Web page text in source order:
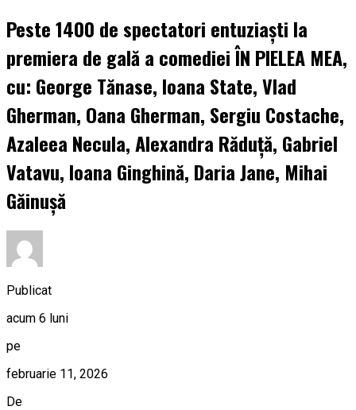
Peste 1400 de spectatori entuziaști la
premiera de gală a comediei ÎN PIELEA MEA,
cu: George Tănase, Ioana State, Vlad
Gherman, Oana Gherman, Sergiu Costache,
Azaleea Necula, Alexandra Răduță, Gabriel
Vatavu, Ioana Ginghină, Daria Jane, Mihai
Găinușă
Publicat
acum 6 luni
pe
februarie 11, 2026
De